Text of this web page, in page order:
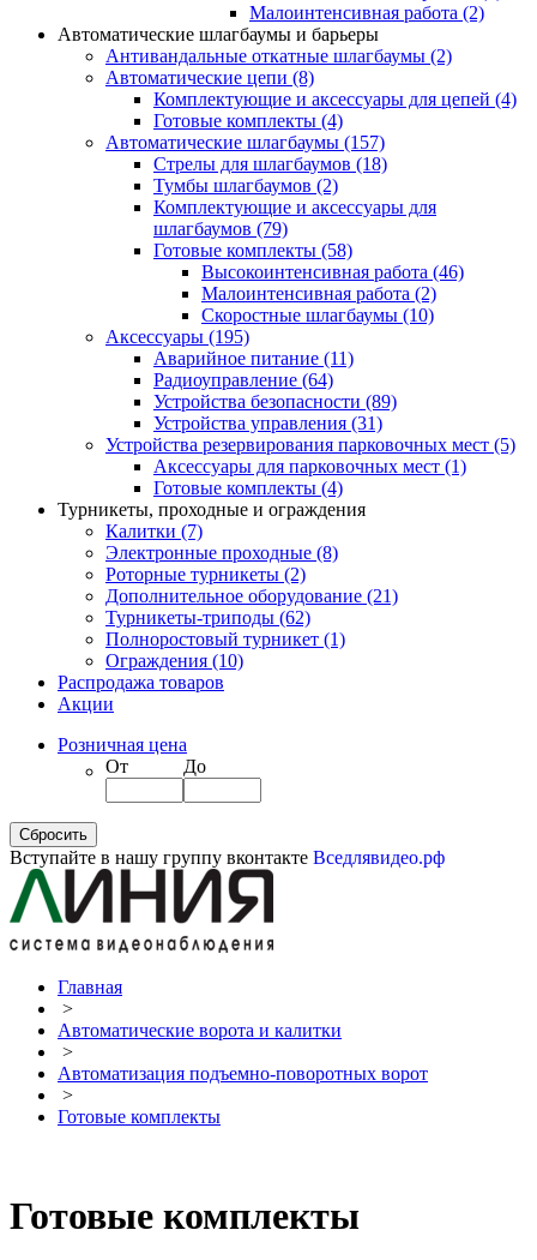
Малоинтенсивная работа (2)
Автоматические шлагбаумы и барьеры
Антивандальные откатные шлагбаумы (2)
Автоматические цепи (8)
Комплектующие и аксессуары для цепей (4)
Готовые комплекты (4)
Автоматические шлагбаумы (157)
Стрелы для шлагбаумов (18)
Тумбы шлагбаумов (2)
Комплектующие и аксессуары для
шлагбаумов (79)
Готовые комплекты (58)
Высокоинтенсивная работа (46)
Малоинтенсивная работа (2)
Скоростные шлагбаумы (10)
Аксессуары (195)
Аварийное питание (11)
Радиоуправление (64)
Устройства безопасности (89)
Устройства управления (31)
Устройства резервирования парковочных мест (5)
Аксессуары для парковочных мест (1)
Готовые комплекты (4)
Турникеты, проходные и ограждения
Калитки (7)
Электронные проходные (8)
Роторные турникеты (2)
Дополнительное оборудование (21)
Турникеты-триподы (62)
Полноростовый турникет (1)
Ограждения (10)
Распродажа товаров
Акции
Розничная цена
От
До
Вступайте в нашу группу вконтакте Вседлявидео.рф
Главная
>
Автоматические ворота и калитки
>
Автоматизация подъемно-поворотных ворот
>
Готовые комплекты
Готовые комплекты